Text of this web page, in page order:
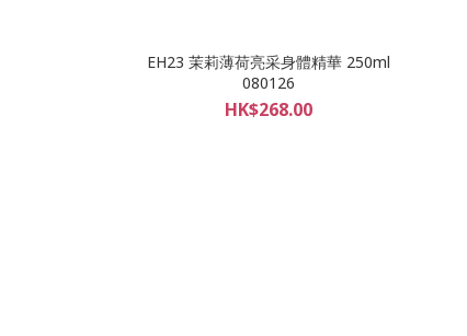
EH23 茉莉薄荷亮采身體精華 250ml
080126
HK$268.00